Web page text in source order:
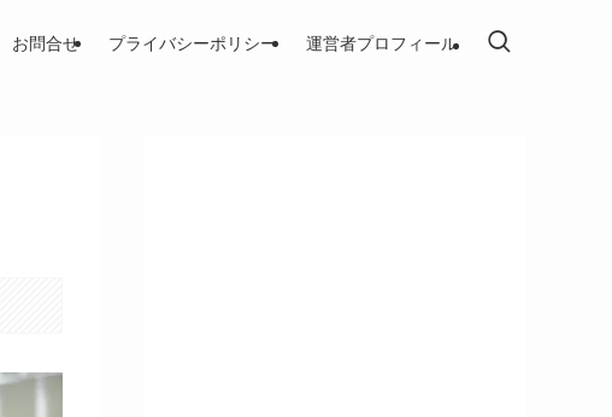
お問合せ プライバシーポリシー 運営者プロフィール